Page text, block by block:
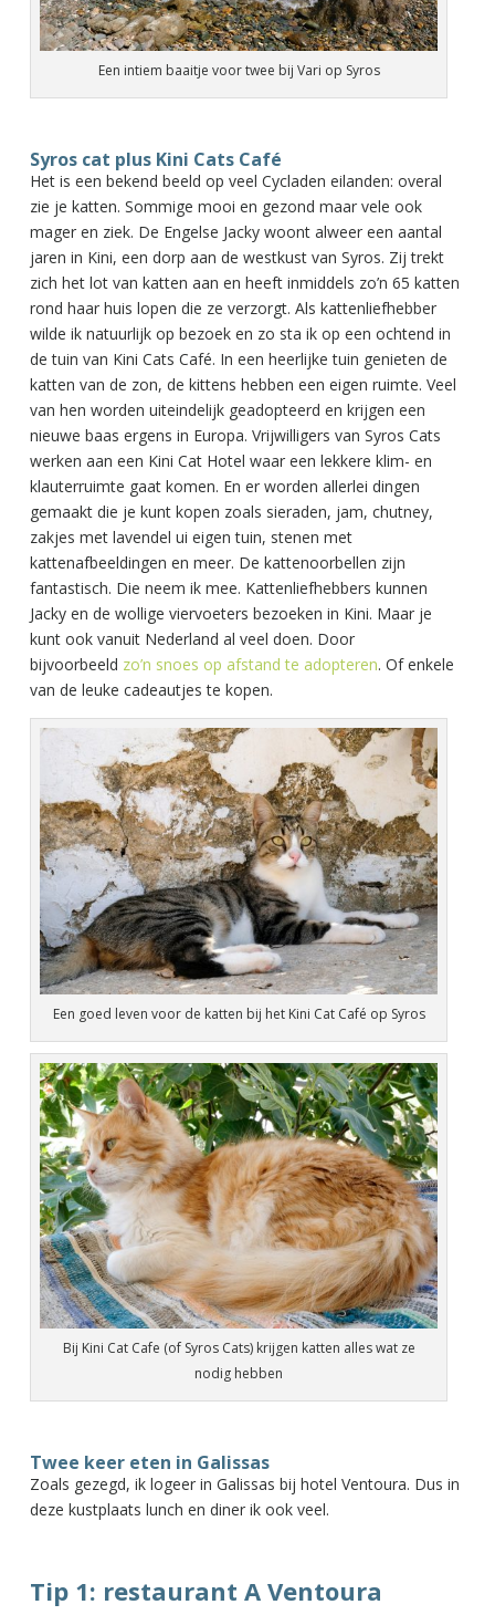
Een intiem baaitje voor twee bij Vari op Syros
Syros cat plus Kini Cats Café
Het is een bekend beeld op veel Cycladen eilanden: overal
zie je katten. Sommige mooi en gezond maar vele ook
mager en ziek. De Engelse Jacky woont alweer een aantal
jaren in Kini, een dorp aan de westkust van Syros. Zij trekt
zich het lot van katten aan en heeft inmiddels zo’n 65 katten
rond haar huis lopen die ze verzorgt. Als kattenliefhebber
wilde ik natuurlijk op bezoek en zo sta ik op een ochtend in
de tuin van Kini Cats Café. In een heerlijke tuin genieten de
katten van de zon, de kittens hebben een eigen ruimte. Veel
van hen worden uiteindelijk geadopteerd en krijgen een
nieuwe baas ergens in Europa. Vrijwilligers van Syros Cats
werken aan een Kini Cat Hotel waar een lekkere klim- en
klauterruimte gaat komen. En er worden allerlei dingen
gemaakt die je kunt kopen zoals sieraden, jam, chutney,
zakjes met lavendel ui eigen tuin, stenen met
kattenafbeeldingen en meer. De kattenoorbellen zijn
fantastisch. Die neem ik mee. Kattenliefhebbers kunnen
Jacky en de wollige viervoeters bezoeken in Kini. Maar je
kunt ook vanuit Nederland al veel doen. Door
bijvoorbeeld zo’n snoes op afstand te adopteren. Of enkele
van de leuke cadeautjes te kopen.
Een goed leven voor de katten bij het Kini Cat Café op Syros
Bij Kini Cat Cafe (of Syros Cats) krijgen katten alles wat ze
nodig hebben
Twee keer eten in Galissas
Zoals gezegd, ik logeer in Galissas bij hotel Ventoura. Dus in
deze kustplaats lunch en diner ik ook veel.
Tip 1: restaurant A Ventoura